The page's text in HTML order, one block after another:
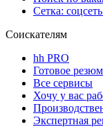
Сетка:
Соискателям
hh PRO
Готовое
Все сервисы
Хочу у вас
Экспертная